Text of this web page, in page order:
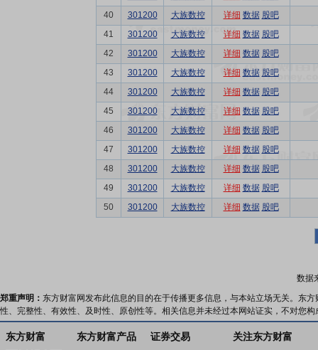
40
301200 大族数控 详细 数据 股吧
41
301200 大族数控 详细 数据 股吧
42
301200 大族数控 详细 数据 股吧
43
301200 大族数控 详细 数据 股吧
44
301200 大族数控 详细 数据 股吧
45
301200 大族数控 详细 数据 股吧
46
301200 大族数控 详细 数据 股吧
47
301200 大族数控 详细 数据 股吧
48
301200 大族数控 详细 数据 股吧
49
301200 大族数控 详细 数据 股吧
50
301200 大族数控 详细 数据 股吧
数据
郑重声明： 东方财富网发布此信息的目的在于传播更多信息，与本站立场无关。东
性、完整性、有效性、及时性、原创性等。相关信息并未经过本网站证实，不对您
东方财富 东方财富产品 证券交易 关注东方财富